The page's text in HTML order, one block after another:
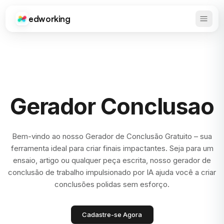
Edworking
edworking Abrir
Gerador Conclusao
Bem-vindo ao nosso Gerador de Conclusão Gratuito – sua
ferramenta ideal para criar finais impactantes. Seja para um
ensaio, artigo ou qualquer peça escrita, nosso gerador de
conclusão de trabalho impulsionado por IA ajuda você a criar
conclusões polidas sem esforço.
Cadastre-se Agora